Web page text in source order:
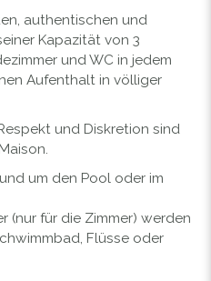
authentischen und
Kapazität von 3
und WC in jedem
Aufenthalt in völliger
und Diskretion sind
um den Pool oder im
(nur für die Zimmer) werden
Flüsse oder